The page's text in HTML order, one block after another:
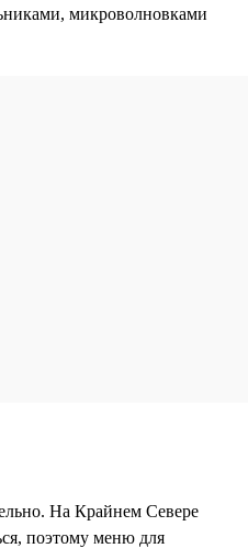
микроволновками
На Крайнем Севере
поэтому меню для